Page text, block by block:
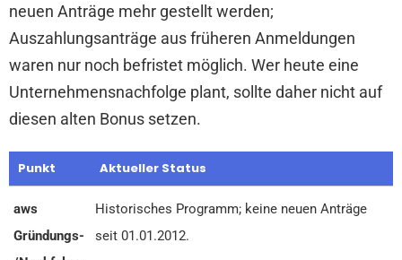
neuen Anträge mehr gestellt werden;
Auszahlungsanträge aus früheren Anmeldungen
waren nur noch befristet möglich. Wer heute eine
Unternehmensnachfolge plant, sollte daher nicht auf
diesen alten Bonus setzen.
Punkt Aktueller Status
aws
Gründungs-
Historisches Programm; keine neuen Anträge
seit 01.01.2012.